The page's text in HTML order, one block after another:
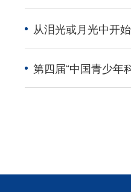
从泪光或月光中开
第四届“中国青少年